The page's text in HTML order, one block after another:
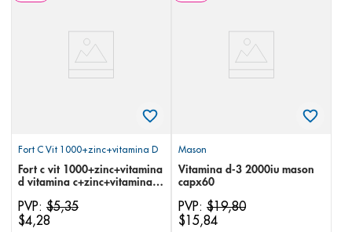
Fort C Vit 1000+zinc+vitamina D
Fort c vit 1000+zinc+vitamina
d vitamina c+zinc+vitamina d
PVP: $5,35
$4,28
Mason
Vitamina d-3 2000iu mason
capx60
PVP: $19,80
$15,84